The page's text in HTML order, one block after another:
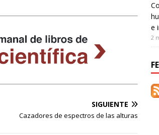
SIGUIENTE
Cazadores de espectros de las alturas
e
2